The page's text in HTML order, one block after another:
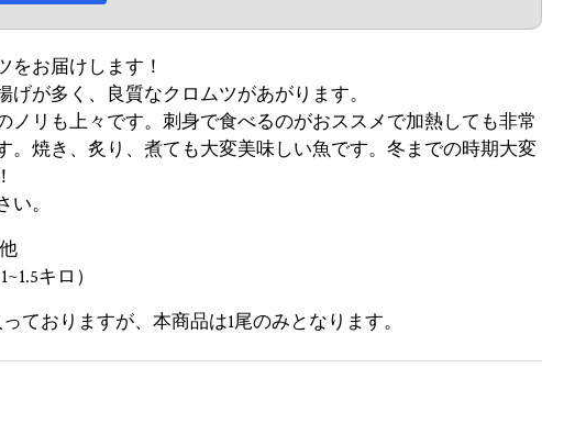
をお届けします！
げが多く、良質なクロムツがあがります。
ノリも上々です。刺身で食べるのがおススメで加熱しても非常
。焼き、炙り、煮ても大変美味しい魚です。冬までの時期大変
。
キロ）
ておりますが、本商品は1尾のみとなります。